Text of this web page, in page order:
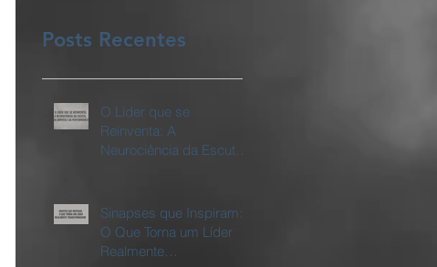
Posts Recentes
O Líder que se
Reinventa: A
Neurociência da Escuta,
Sinapses que Inspiram:
O Que Torna um Líder
Realmente